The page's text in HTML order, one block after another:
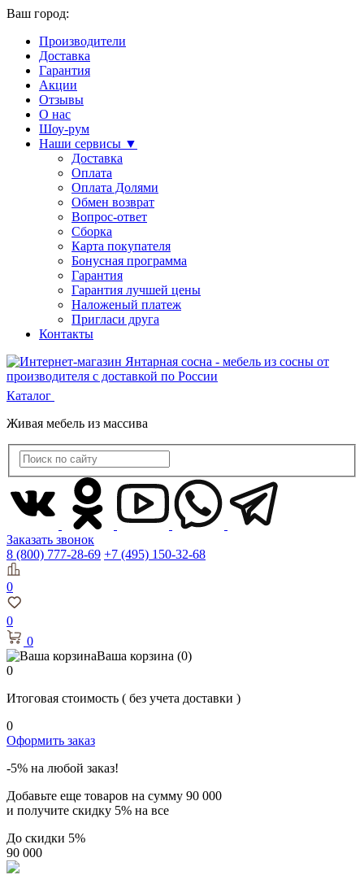
Ваш город:
Производители
Доставка
Гарантия
Акции
Отзывы
О нас
Шоу-рум
Наши сервисы ▼
Доставка
Оплата
Оплата Долями
Обмен возврат
Вопрос-ответ
Сборка
Карта покупателя
Бонусная программа
Гарантия
Гарантия лучшей цены
Наложеный платеж
Пригласи друга
Контакты
Каталог
Живая мебель из массива
Заказать звонок
8 (800) 777-28-69 +7 (495) 150-32-68
0
0
0
Ваша корзина (0)
0
Итоговая стоимость ( без учета доставки )
0
Оформить заказ
-5% на любой заказ!
Добавьте еще товаров на сумму 90 000
и получите скидку 5% на все
До скидки 5%
90 000